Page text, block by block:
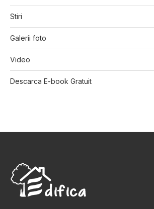
Stiri
Galerii foto
Video
Descarca E-book Gratuit